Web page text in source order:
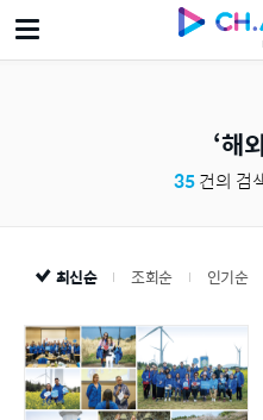
해
35건의 검
최신순 조회순 인기순